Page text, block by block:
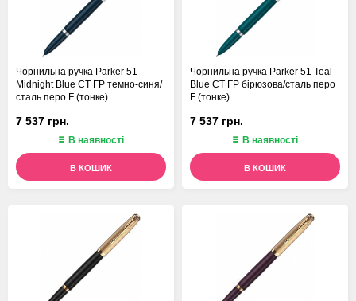
Чорнильна ручка Parker 51
Midnight Blue CT FP темно-синя/
сталь перо F (тонке)
7 537 грн.
В наявності
В КОШИК
Чорнильна ручка Parker 51 Teal
Blue CT FP бірюзова/сталь перо
F (тонке)
7 537 грн.
В наявності
В КОШИК